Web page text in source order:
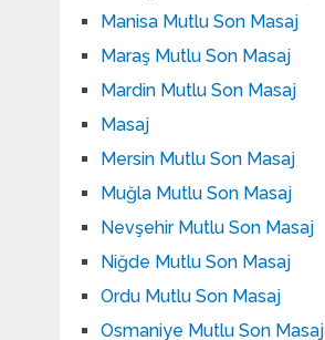
Manisa Mutlu Son Masaj
Maraş Mutlu Son Masaj
Mardin Mutlu Son Masaj
Masaj
Mersin Mutlu Son Masaj
Muğla Mutlu Son Masaj
Nevşehir Mutlu Son Masaj
Niğde Mutlu Son Masaj
Ordu Mutlu Son Masaj
Osmaniye Mutlu Son Masaj